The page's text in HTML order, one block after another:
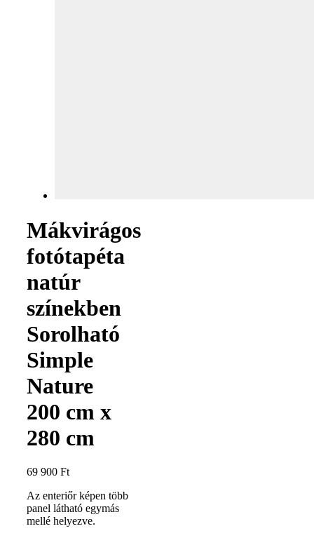
Mákvirágos
fotótapéta
natúr
színekben
Sorolható
Simple
Nature
200 cm x
280 cm
69 900 Ft
Az enteriőr képen több
panel látható egymás
mellé helyezve.